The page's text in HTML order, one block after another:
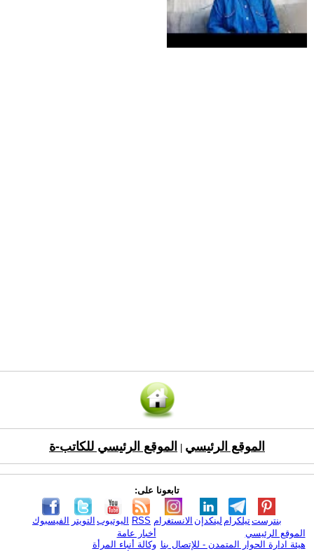
الموقع الرئيسي الموقع الرئيسي للكاتب-ة
تابعونا على:
الفيسبوك التويتر اليوتيوب RSS الانستغرام لينكدإن تيلكرامبنترست
الموقع الرئيسي
هيئة ادارة الحوار المتمدن - للإتصال بنا
أخبار عامة
وكالة أنباء المرأة